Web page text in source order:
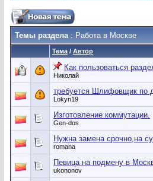
Темы раздела: Работа в Москве
Тема / Автор
Как пользоваться
Николай
требуется Шлифовщик по
Lokyn19
Изготовление коммутации.
Gen-dos
Нужна замена срочно,на
romana
Певица на подмену в
ukononov